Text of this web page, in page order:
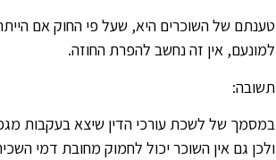
טענתם של השוכרים היא, שעל פי החוק אם
למונעם, אין זה נחשב להפרת החוזה.
תשובה:
במסמך של לשכת עורכי הדין שיצא בעקבות
ולכן גם אין השוכר יכול לחמוק מחובת דמי